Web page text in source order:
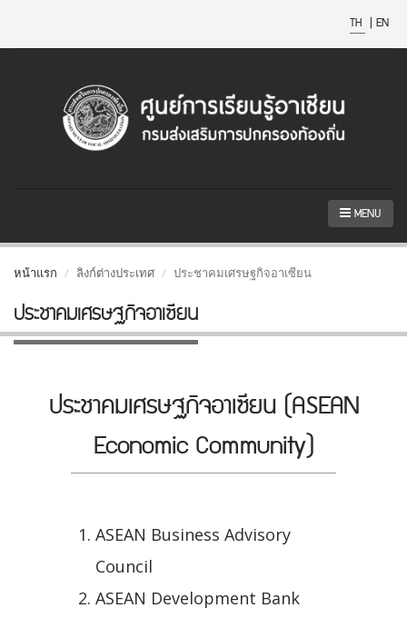
TH | EN
MENU
หน้าแรก ลิงก์ต่างประเทศ ประชาคมเศรษฐกิจอาเซียน
ประชาคมเศรษฐกิจอาเซียน
ประชาคมเศรษฐกิจอาเซียน (ASEAN
Economic Community)
ASEAN Business Advisory
Council
ASEAN Development Bank